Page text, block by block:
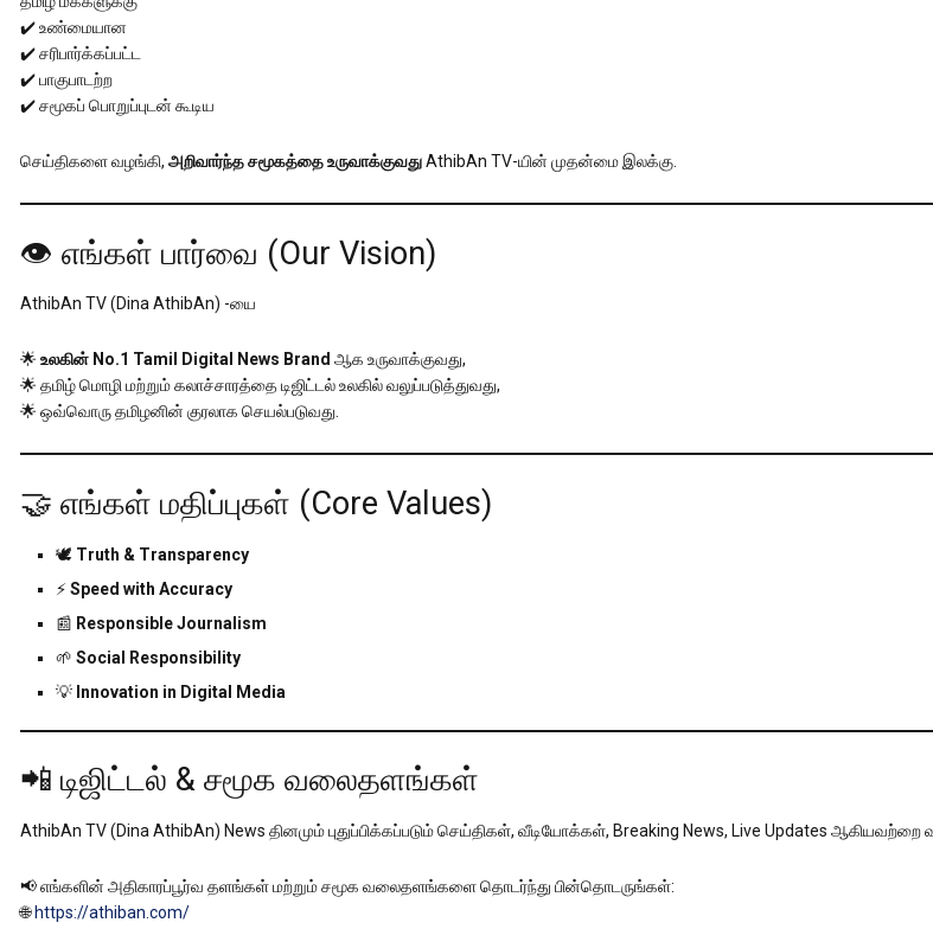
✔️ உண்மையான
✔️ சரிபார்க்கப்பட்ட
✔️ பாகுபாடற்ற
✔️ சமூகப் பொறுப்புடன் கூடிய
செய்திகளை வழங்கி, அறிவார்ந்த சமூகத்தை உருவாக்குவதுAthibAn TV-யின் முதன்மை இலக்கு.
👁️ எங்கள் பார்வை (Our Vision)
AthibAn TV (Dina AthibAn) -யை
🌟 உலகின் No.1 Tamil Digital News Brand ஆக உருவாக்குவது,
🌟 தமிழ் மொழி மற்றும் கலாச்சாரத்தை டிஜிட்டல் உலகில் வலுப்படுத்துவது,
🌟 ஒவ்வொரு தமிழனின் குரலாக செயல்படுவது.
🤝 எங்கள் மதிப்புகள் (Core Values)
🕊️ Truth & Transparency
⚡Speed with Accuracy
📰 Responsible Journalism
🌱 Social Responsibility
💡 Innovation in Digital Media
📲 டிஜிட்டல் & சமூக வலைதளங்கள்
AthibAn TV (Dina AthibAn) News தினமும் புதுப்பிக்கப்படும் செய்திகள், வீடியோக்கள், Breaking News, Live Updates ஆகியவற்றை
📢 எங்களின் அதிகாரப்பூர்வ தளங்கள் மற்றும் சமூக வலைதளங்களை தொடர்ந்து பின்தொடருங்கள்:
🌐https://athiban.com/